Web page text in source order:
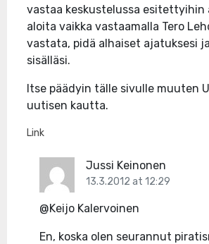
vastaa keskustelussa
aloita vaikka vastaamalla Tero
vastata, pidä alhaiset ajatuksesi
sisälläsi.
Itse päädyin tälle sivulle muuten
uutisen kautta.
Link
Jussi Keinonen
13.3.2012 at 12:29
@Keijo Kalervoinen
En, koska olen seurannut